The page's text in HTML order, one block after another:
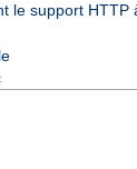
le support HTTP